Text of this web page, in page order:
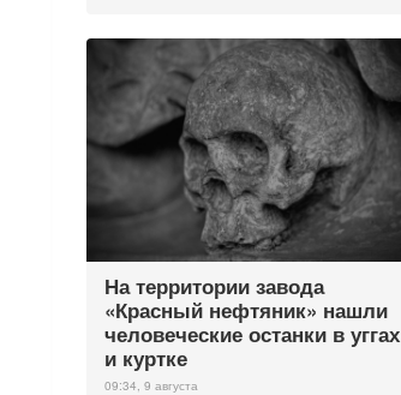
На территории завода
«Красный нефтяник» нашли
человеческие останки в уггах
и куртке
09:34, 9 августа